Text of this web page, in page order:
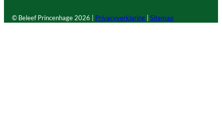
© Beleef Princenhage2026 | Privacyverklaring Sitemap